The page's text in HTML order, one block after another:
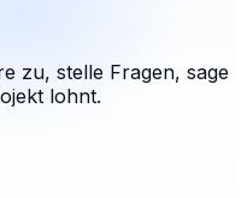
zu, stelle Fragen, sage
lohnt.